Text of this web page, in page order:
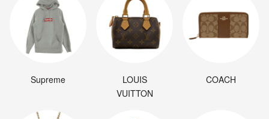
Supreme
LOUIS
VUITTON
COACH